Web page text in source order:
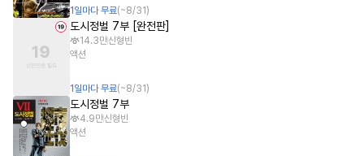
1 일마다 무료(~8/31 )
도시정벌 7부 [완전판]
14.3만신형빈
액션
1 일마다 무료(~8/31 )
도시정벌 7부
4.9만신형빈
액션